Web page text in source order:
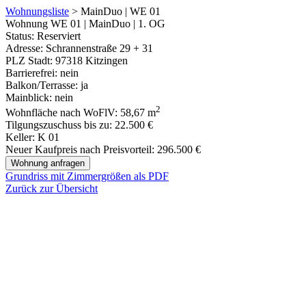
Wohnungsliste > MainDuo | WE 01
Wohnung WE 01 | MainDuo | 1. OG
Status: Reserviert
Adresse: Schrannenstraße 29 + 31
PLZ Stadt: 97318 Kitzingen
Barrierefrei: nein
Balkon/Terrasse: ja
Mainblick: nein
Wohnfläche nach WoFlV: 58,67 m2
Tilgungszuschuss bis zu: 22.500 €
Keller: K 01
Neuer Kaufpreis nach Preisvorteil: 296.500 €
Wohnung anfragen
Grundriss mit Zimmergrößen als PDF
Zurück zur Übersicht